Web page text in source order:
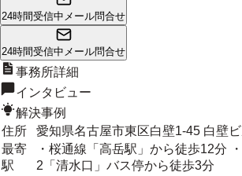
24時間受信中 メール問合せ
24時間受信中 メール問合せ
事務所詳細
インタビュー
解決事例
住所
愛知県名古屋市東区白壁1-45 白壁
最寄
駅
・桜通線「高岳駅」から徒歩12分
2「清水口」バス停から徒歩3分